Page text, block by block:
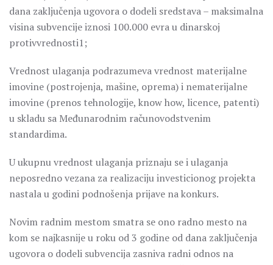
dana zaključenja ugovora o dodeli sredstava – maksimalna
visina subvencije iznosi 100.000 evra u dinarskoj
protivvrednosti1;
Vrednost ulaganja podrazumeva vrednost materijalne
imovine (postrojenja, mašine, oprema) i nematerijalne
imovine (prenos tehnologije, know how, licence, patenti)
u skladu sa Međunarodnim računovodstvenim
standardima.
U ukupnu vrednost ulaganja priznaju se i ulaganja
neposredno vezana za realizaciju investicionog projekta
nastala u godini podnošenja prijave na konkurs.
Novim radnim mestom smatra se ono radno mesto na
kom se najkasnije u roku od 3 godine od dana zaključenja
ugovora o dodeli subvencija zasniva radni odnos na